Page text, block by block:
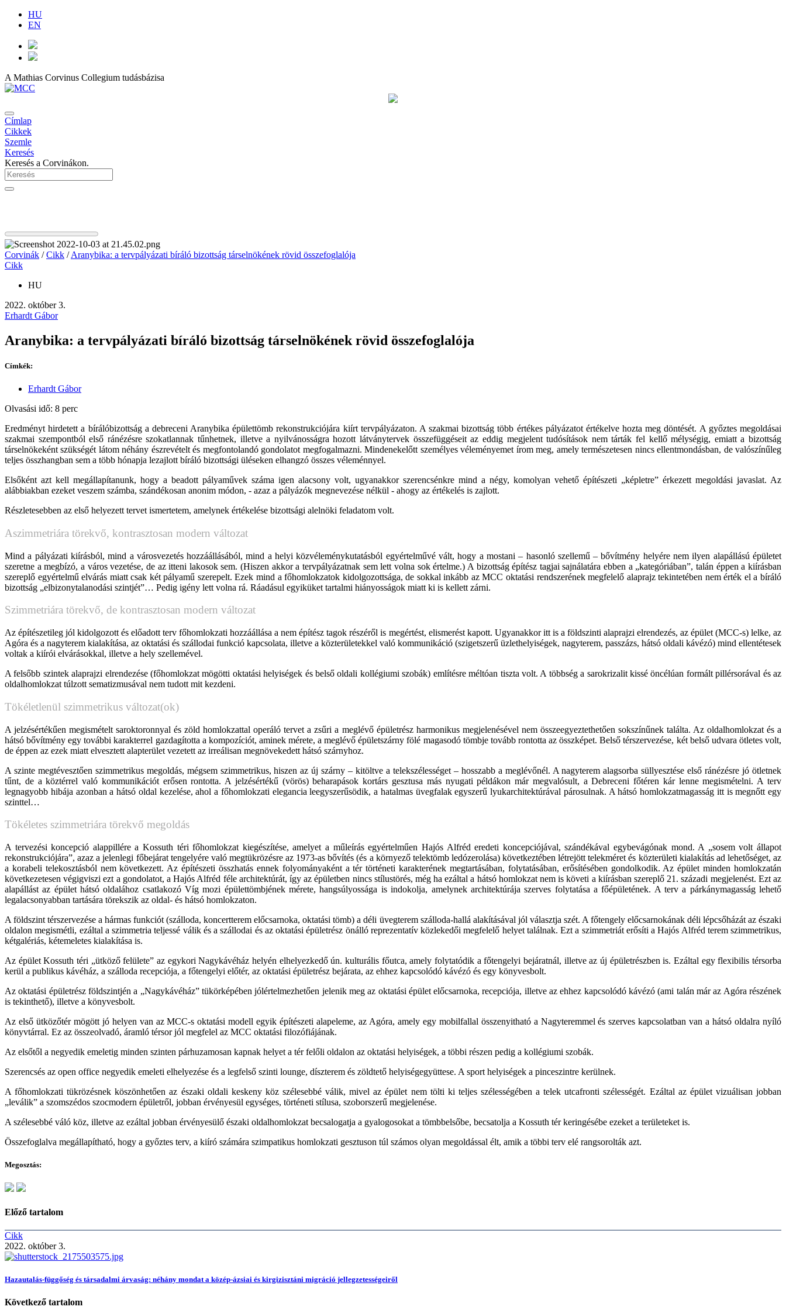
HU
EN
A Mathias Corvinus Collegium tudásbázisa
Címlap
Cikkek
Szemle
Keresés
Keresés a Corvinákon.
Corvinák /Cikk /Aranybika: a tervpályázati bíráló bizottság társelnökének rövid összefoglalója
Cikk
HU
2022. október 3.
Erhardt Gábor
Aranybika: a tervpályázati bíráló bizottság társelnökének rövid összefoglalója
Címkék:
Erhardt Gábor
Olvasási idő: 8 perc
Eredményt hirdetett a bírálóbizottság a debreceni Aranybika épülettömb rekonstrukciójára kiírt tervpályázaton. A szakmai bizottság több értékes pályázatot értékelve hozta meg döntését. A győztes megoldásai
szakmai szempontból első ránézésre szokatlannak tűnhetnek, illetve a nyilvánosságra hozott látványtervek összefüggéseit az eddig megjelent tudósítások nem tárták fel kellő mélységig, emiatt a bizottság
társelnökeként szükségét látom néhány észrevételt és megfontolandó gondolatot megfogalmazni. Mindenekelőtt személyes véleményemet írom meg, amely természetesen nincs ellentmondásban, de valószínűleg
teljes összhangban sem a több hónapja lezajlott bíráló bizottsági üléseken elhangzó összes véleménnyel.
Elsőként azt kell megállapítanunk, hogy a beadott pályaművek száma igen alacsony volt, ugyanakkor szerencsénkre mind a négy, komolyan vehető építészeti „képletre” érkezett megoldási javaslat. Az
alábbiakban ezeket veszem számba, szándékosan anonim módon, - azaz a pályázók megnevezése nélkül - ahogy az értékelés is zajlott.
Részletesebben az első helyezett tervet ismertetem, amelynek értékelése bizottsági alelnöki feladatom volt.
Aszimmetriára törekvő, kontrasztosan modern változat
Mind a pályázati kiírásból, mind a városvezetés hozzáállásából, mind a helyi közvéleménykutatásból egyértelművé vált, hogy a mostani – hasonló szellemű – bővítmény helyére nem ilyen alapállású épületet
szeretne a megbízó, a város vezetése, de az itteni lakosok sem. (Hiszen akkor a tervpályázatnak sem lett volna sok értelme.) A bizottság építész tagjai sajnálatára ebben a „kategóriában”, talán éppen a kiírásban
szereplő egyértelmű elvárás miatt csak két pályamű szerepelt. Ezek mind a főhomlokzatok kidolgozottsága, de sokkal inkább az MCC oktatási rendszerének megfelelő alaprajz tekintetében nem érték el a bíráló
bizottság „elbizonytalanodási szintjét”… Pedig igény lett volna rá. Ráadásul egyiküket tartalmi hiányosságok miatt ki is kellett zárni.
Szimmetriára törekvő, de kontrasztosan modern változat
Az építészetileg jól kidolgozott és előadott terv főhomlokzati hozzáállása a nem építész tagok részéről is megértést, elismerést kapott. Ugyanakkor itt is a földszinti alaprajzi elrendezés, az épület (MCC-s) lelke, az
Agóra és a nagyterem kialakítása, az oktatási és szállodai funkció kapcsolata, illetve a közterületekkel való kommunikáció (szigetszerű üzlethelyiségek, nagyterem, passzázs, hátsó oldali kávézó) mind ellentétesek
voltak a kiírói elvárásokkal, illetve a hely szellemével.
A felsőbb szintek alaprajzi elrendezése (főhomlokzat mögötti oktatási helyiségek és belső oldali kollégiumi szobák) említésre méltóan tiszta volt. A többség a sarokrizalit kissé öncélúan formált pillérsorával és az
oldalhomlokzat túlzott sematizmusával nem tudott mit kezdeni.
Tökéletlenül szimmetrikus változat(ok)
A jelzésértékűen megismételt saroktoronnyal és zöld homlokzattal operáló tervet a zsűri a meglévő épületrész harmonikus megjelenésével nem összeegyeztethetően sokszínűnek találta. Az oldalhomlokzat és a
hátsó bővítmény egy további karakterrel gazdagította a kompozíciót, aminek mérete, a meglévő épületszárny fölé magasodó tömbje tovább rontotta az összképet. Belső térszervezése, két belső udvara ötletes volt,
de éppen az ezek miatt elvesztett alapterület vezetett az irreálisan megnövekedett hátsó szárnyhoz.
A szinte megtévesztően szimmetrikus megoldás, mégsem szimmetrikus, hiszen az új szárny – kitöltve a telekszélességet – hosszabb a meglévőnél. A nagyterem alagsorba süllyesztése első ránézésre jó ötletnek
tűnt, de a köztérrel való kommunikációt erősen rontotta. A jelzésértékű (vörös) beharapások kortárs gesztusa más nyugati példákon már megvalósult, a Debreceni főtéren kár lenne megismételni. A terv
legnagyobb hibája azonban a hátsó oldal kezelése, ahol a főhomlokzati elegancia leegyszerűsödik, a hatalmas üvegfalak egyszerű lyukarchitektúrával párosulnak. A hátsó homlokzatmagasság itt is megnőtt egy
szinttel…
Tökéletes szimmetriára törekvő megoldás
A tervezési koncepció alappillére a Kossuth téri főhomlokzat kiegészítése, amelyet a műleírás egyértelműen Hajós Alfréd eredeti koncepciójával, szándékával egybevágónak mond. A „sosem volt állapot
rekonstrukciójára”, azaz a jelenlegi főbejárat tengelyére való megtükrözésre az 1973-as bővítés (és a környező telektömb ledózerolása) következtében létrejött telekméret és közterületi kialakítás ad lehetőséget, az
a korabeli telekosztásból nem következett. Az építészeti összhatás ennek folyományaként a tér történeti karakterének megtartásában, folytatásában, erősítésében gondolkodik. Az épület minden homlokzatán
következetesen végigviszi ezt a gondolatot, a Hajós Alfréd féle architektúrát, így az épületben nincs stílustörés, még ha ezáltal a hátsó homlokzat nem is követi a kiírásban szereplő 21. századi megjelenést. Ezt az
alapállást az épület hátsó oldalához csatlakozó Víg mozi épülettömbjének mérete, hangsúlyossága is indokolja, amelynek architektúrája szerves folytatása a főépületének. A terv a párkánymagasság lehető
legalacsonyabban tartására törekszik az oldal- és hátsó homlokzaton.
A földszint térszervezése a hármas funkciót (szálloda, koncertterem előcsarnoka, oktatási tömb) a déli üvegterem szálloda-hallá alakításával jól választja szét. A főtengely előcsarnokának déli lépcsőházát az északi
oldalon megismétli, ezáltal a szimmetria teljessé válik és a szállodai és az oktatási épületrész önálló reprezentatív közlekedői megfelelő helyet találnak. Ezt a szimmetriát erősíti a Hajós Alfréd terem szimmetrikus,
kétgalériás, kétemeletes kialakítása is.
Az épület Kossuth téri „ütköző felülete” az egykori Nagykávéház helyén elhelyezkedő ún. kulturális főutca, amely folytatódik a főtengelyi bejáratnál, illetve az új épületrészben is. Ezáltal egy flexibilis térsorba
kerül a publikus kávéház, a szálloda recepciója, a főtengelyi előtér, az oktatási épületrész bejárata, az ehhez kapcsolódó kávézó és egy könyvesbolt.
Az oktatási épületrész földszintjén a „Nagykávéház” tükörképében jólértelmezhetően jelenik meg az oktatási épület előcsarnoka, recepciója, illetve az ehhez kapcsolódó kávézó (ami talán már az Agóra részének
is tekinthető), illetve a könyvesbolt.
Az első ütközőtér mögött jó helyen van az MCC-s oktatási modell egyik építészeti alapeleme, az Agóra, amely egy mobilfallal összenyitható a Nagyteremmel és szerves kapcsolatban van a hátsó oldalra nyíló
könyvtárral. Ez az összeolvadó, áramló térsor jól megfelel az MCC oktatási filozófiájának.
Az elsőtől a negyedik emeletig minden szinten párhuzamosan kapnak helyet a tér felőli oldalon az oktatási helyiségek, a többi részen pedig a kollégiumi szobák.
Szerencsés az open office negyedik emeleti elhelyezése és a legfelső szinti lounge, díszterem és zöldtető helyiségegyüttese. A sport helyiségek a pinceszintre kerülnek.
A főhomlokzati tükrözésnek köszönhetően az északi oldali keskeny köz szélesebbé válik, mivel az épület nem tölti ki teljes szélességében a telek utcafronti szélességét. Ezáltal az épület vizuálisan jobban
„leválik” a szomszédos szocmodern épületről, jobban érvényesül egységes, történeti stílusa, szoborszerű megjelenése.
A szélesebbé váló köz, illetve az ezáltal jobban érvényesülő északi oldalhomlokzat becsalogatja a gyalogosokat a tömbbelsőbe, becsatolja a Kossuth tér keringésébe ezeket a területeket is.
Összefoglalva megállapítható, hogy a győztes terv, a kiíró számára szimpatikus homlokzati gesztuson túl számos olyan megoldással élt, amik a többi terv elé rangsorolták azt.
Megosztás:
Előző tartalom
Cikk
2022. október 3.
Hazautalás-függőség és társadalmi árvaság: néhány mondat a közép-ázsiai és kirgizisztáni migráció jellegzetességeiről
Következő tartalom